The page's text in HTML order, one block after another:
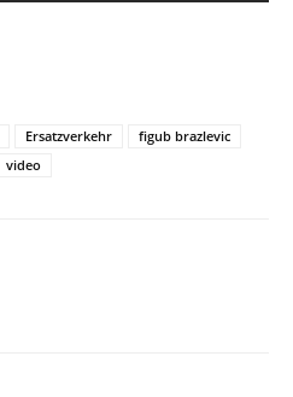
Ersatzverkehr
figub brazlevic
video